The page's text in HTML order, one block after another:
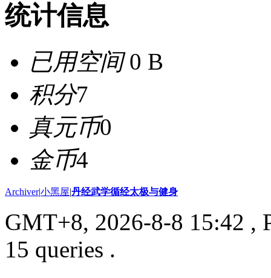
统计信息
已用空间0 B
积分7
真元币0
金币4
Archiver|小黑屋|丹经武学循经太极与健身
GMT+8, 2026-8-8 15:42 ,
15 queries .